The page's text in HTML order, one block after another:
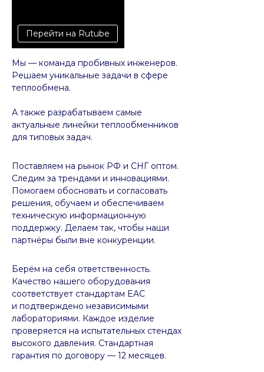
Мы — команда пробивных инженеров.
Решаем уникальные задачи в сфере
теплообмена.
А также разрабатываем самые
актуальные линейки теплообменников
для типовых задач.
Берём на себя ответственность.
Качество нашего оборудования
соответствует стандартам EAC
и подтверждено независимыми
лабораториями. Каждое изделие
проверяется на испытательных стендах
высокого давления. Стандартная
гарантия по договору — 12 месяцев.
Поставляем на рынок РФ и СНГ оптом.
Следим за трендами и инновациями.
Помогаем обосновать и согласовать
решения, обучаем и обеспечиваем
техническую информационную
поддержку. Делаем так, чтобы наши
партнёры были вне конкуренции.
Перейти на Rutube